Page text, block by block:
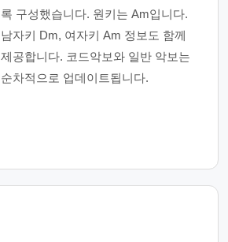
록 구성했습니다. 원키는 Am입니다.
남자키 Dm, 여자키 Am 정보도 함께
제공합니다. 코드악보와 일반 악보는
순차적으로 업데이트됩니다.